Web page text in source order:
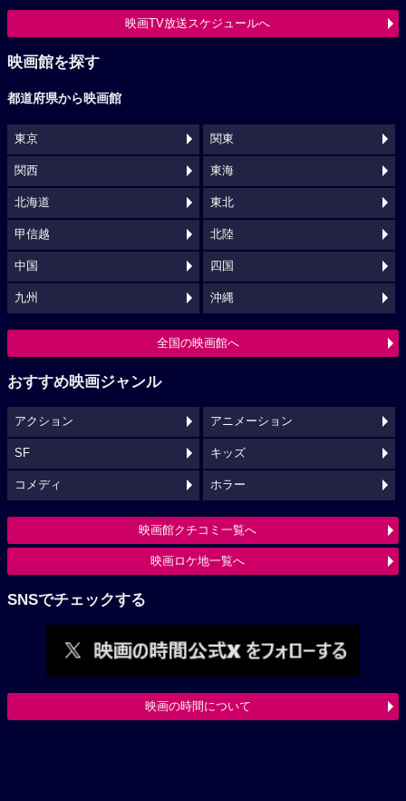
映画TV放送スケジュールへ
映画館を探す
都道府県から映画館
東京 関東
関西 東海
北海道 東北
甲信越 北陸
中国 四国
九州 沖縄
全国の映画館へ
おすすめ映画ジャンル
アクション アニメーション
SF キッズ
コメディ ホラー
映画館クチコミ一覧へ
映画ロケ地一覧へ
SNSでチェックする
映画の時間について